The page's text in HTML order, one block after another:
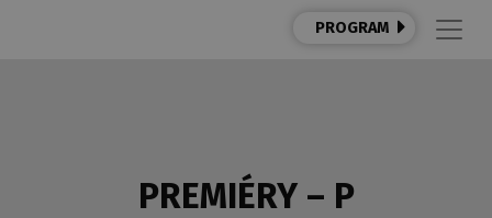
PROGRAM
PREMIÉRY – P